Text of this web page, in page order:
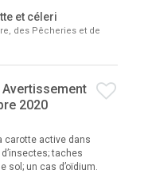
et céleri
des Pêcheries et de
2020
carotte active dans
taches
sol; un cas d’oïdium.